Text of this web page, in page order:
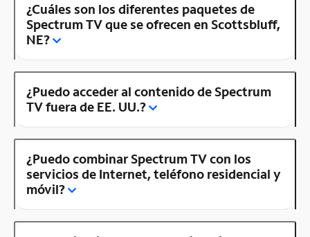
¿Cuáles son los diferentes paquetes de
Spectrum TV que se ofrecen en Scottsbluff,
NE?
¿Puedo acceder al contenido de Spectrum
TV fuera de EE. UU.?
¿Puedo combinar Spectrum TV con los
servicios de Internet, teléfono residencial y
móvil?